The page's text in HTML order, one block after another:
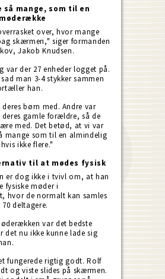
mange, som til en
over, hvor mange
skærmen," siger formanden
Jakob Knudsen.
var der 27 enheder logget på.
man 3-4 stykker sammen
han.
børn med. Andre var
gamle forældre, så de
med. Det betød, at vi var
mange som til en almindelig
ikke flere."
til at mødes fysisk
er dog ikke i tvivl om, at han
fysiske møder i
hvor de normalt kan samles
deltagere.
var det bedste
det nu ikke kunne lade sig
fungerede rigtig godt. Rolf
og viste slides på skærmen.